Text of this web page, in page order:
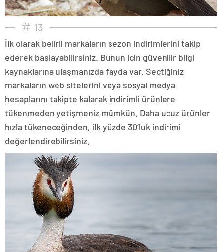
13
İlk olarak belirli markaların sezon indirimlerini takip
ederek başlayabilirsiniz. Bunun için güvenilir bilgi
kaynaklarına ulaşmanızda fayda var. Seçtiğiniz
markaların web sitelerini veya sosyal medya
hesaplarını takipte kalarak indirimli ürünlere
tükenmeden yetişmeniz mümkün. Daha ucuz ürünler
hızla tükeneceğinden, ilk yüzde 30’luk indirimi
değerlendirebilirsiniz.